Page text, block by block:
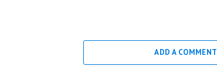
ADD A COMMENT